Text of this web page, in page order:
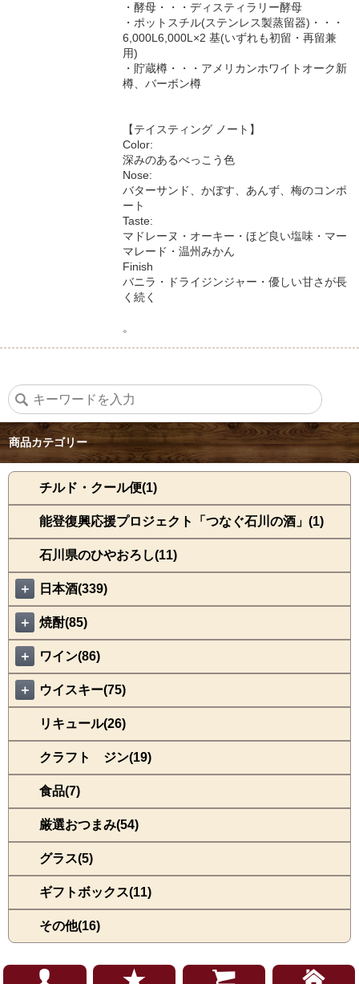
・酵母・・・ディスティラリー酵母
・ポットスチル(ステンレス製蒸留器)・・・
6,000L6,000L×2 基(いずれも初留・再留兼
用)
・貯蔵樽・・・アメリカンホワイトオーク新
樽、バーボン樽
【テイスティング ノート】
Color:
深みのあるべっこう色
Nose:
バターサンド、かぼす、あんず、梅のコンポ
ート
Taste:
マドレーヌ・オーキー・ほど良い塩味・マー
マレード・温州みかん
Finish
バニラ・ドライジンジャー・優しい甘さが長
く続く
。
商品カテゴリー
チルド・クール便(1)
能登復興応援プロジェクト「つなぐ石川の酒」(1)
石川県のひやおろし(11)
＋ 日本酒(339)
＋ 焼酎(85)
＋ ワイン(86)
＋ ウイスキー(75)
リキュール(26)
クラフト ジン(19)
食品(7)
厳選おつまみ(54)
グラス(5)
ギフトボックス(11)
その他(16)